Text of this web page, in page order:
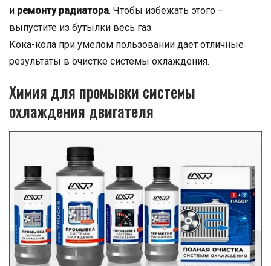
и ремонту радиатора. Чтобы избежать этого –
выпустите из бутылки весь газ.
Кока-кола при умелом пользовании дает отличные
результаты в очистке системы охлаждения.
Химия для промывки системы
охлаждения двигателя